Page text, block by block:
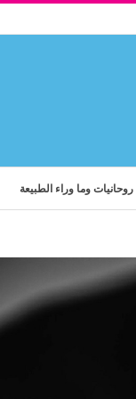
روحانيات وما وراء الطبيعة